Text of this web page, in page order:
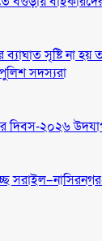
সৃষ্টি না হয়
পুলিশ সদস্যরা
দিবস-২০২৬